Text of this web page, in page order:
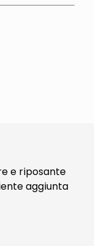
e riposante
aggiunta